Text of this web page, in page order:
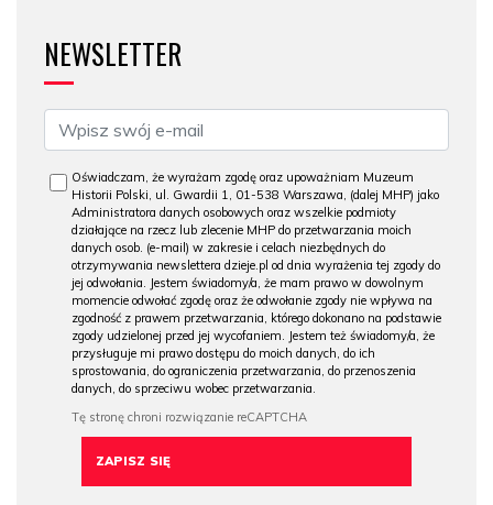
NEWSLETTER
Oświadczam, że wyrażam zgodę oraz upoważniam Muzeum
Historii Polski, ul. Gwardii 1, 01-538 Warszawa, (dalej MHP) jako
Administratora danych osobowych oraz wszelkie podmioty
działające na rzecz lub zlecenie MHP do przetwarzania moich
danych osob. (e-mail) w zakresie i celach niezbędnych do
otrzymywania newslettera dzieje.pl od dnia wyrażenia tej zgody do
jej odwołania. Jestem świadomy/a, że mam prawo w dowolnym
momencie odwołać zgodę oraz że odwołanie zgody nie wpływa na
zgodność z prawem przetwarzania, którego dokonano na podstawie
zgody udzielonej przed jej wycofaniem. Jestem też świadomy/a, że
przysługuje mi prawo dostępu do moich danych, do ich
sprostowania, do ograniczenia przetwarzania, do przenoszenia
danych, do sprzeciwu wobec przetwarzania.